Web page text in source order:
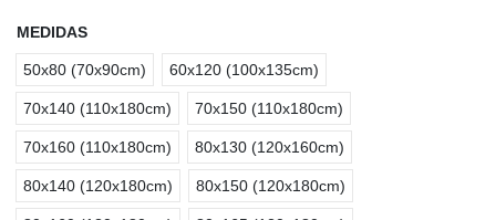
MEDIDAS
50x80 (70x90cm) 60x120 (100x135cm)
70x140 (110x180cm) 70x150 (110x180cm)
70x160 (110x180cm) 80x130 (120x160cm)
80x140 (120x180cm) 80x150 (120x180cm)